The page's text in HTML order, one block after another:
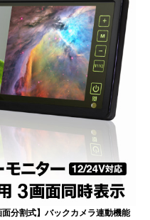
分割式】バックカメラ連動機能